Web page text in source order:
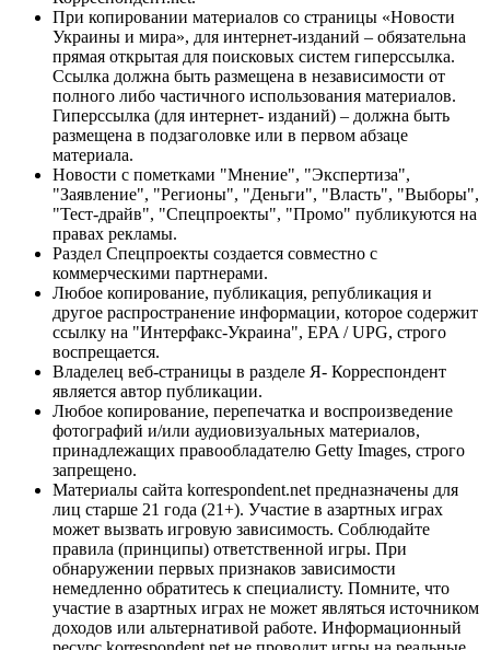
При копировании материалов со страницы «Новости
Украины и мира», для интернет-изданий – обязательна
прямая открытая для поисковых систем гиперссылка.
Ссылка должна быть размещена в независимости от
полного либо частичного использования материалов.
Гиперссылка (для интернет- изданий) – должна быть
размещена в подзаголовке или в первом абзаце
материала.
Новости с пометками "Мнение", "Экспертиза",
"Заявление", "Регионы", "Деньги", "Власть", "Выборы",
"Тест-драйв", "Спецпроекты", "Промо" публикуются на
правах рекламы.
Раздел Спецпроекты создается совместно с
коммерческими партнерами.
Любое копирование, публикация, републикация и
другое распространение информации, которое содержит
ссылку на "Интерфакс-Украина", EPA / UPG, строго
воспрещается.
Владелец веб-страницы в разделе Я- Корреспондент
является автор публикации.
Любое копирование, перепечатка и воспроизведение
фотографий и/или аудиовизуальных материалов,
принадлежащих правообладателю Getty Images, строго
запрещено.
Материалы сайта korrespondent.net предназначены для
лиц старше 21 года (21+). Участие в азартных играх
может вызвать игровую зависимость. Соблюдайте
правила (принципы) ответственной игры. При
обнаружении первых признаков зависимости
немедленно обратитесь к специалисту. Помните, что
участие в азартных играх не может являться источником
доходов или альтернативой работе. Информационный